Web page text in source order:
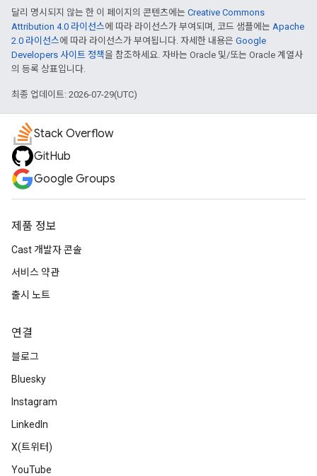
달리 명시되지 않는 한 이 페이지의 콘텐츠에는 Creative Commons
Attribution 4.0 라이선스에 따라 라이선스가 부여되며, 코드 샘플에는 Apache
2.0 라이선스에 따라 라이선스가 부여됩니다. 자세한 내용은 Google
Developers 사이트 정책을 참조하세요. 자바는 Oracle 및/또는 Oracle 계열사
의 등록 상표입니다.
최종 업데이트: 2026-07-29(UTC)
Stack Overflow
GitHub
Google Groups
제품 정보
Cast 개발자 콘솔
서비스 약관
출시 노트
연결
블로그
Bluesky
Instagram
LinkedIn
X(트위터)
YouTube